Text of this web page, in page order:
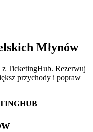
Młynów
z TicketingHub. Rezerwuj
przychody i popraw